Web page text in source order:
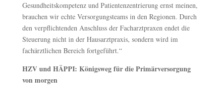
Gesundheitskompetenz und Patientenzentrierung ernst meinen,
brauchen wir echte Versorgungsteams in den Regionen. Durch
den verpflichtenden Anschluss der Facharztpraxen endet die
Steuerung nicht in der Hausarztpraxis, sondern wird im
fachärztlichen Bereich fortgeführt.“
HZV und HÄPPI: Königsweg für die Primärversorgung
von morgen